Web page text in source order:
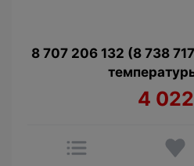
8 707 206 132 (8 738
4 022